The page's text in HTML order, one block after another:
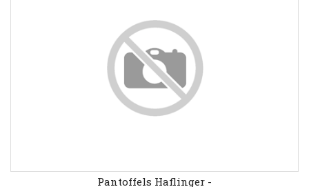
Pantoffels Haflinger -